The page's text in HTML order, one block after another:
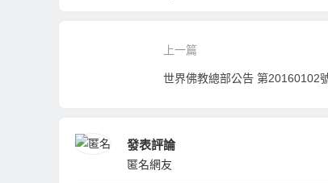
上一篇
發表評論
匿名網友